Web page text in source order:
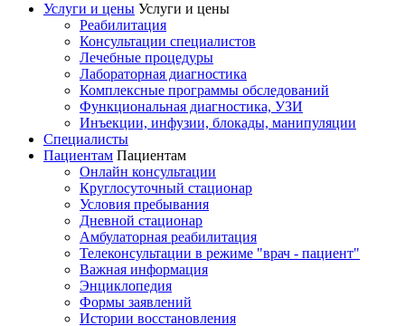
Услуги и цены Услуги и цены
Реабилитация
Консультации специалистов
Лечебные процедуры
Лабораторная диагностика
Комплексные программы обследований
Функциональная диагностика, УЗИ
Инъекции, инфузии, блокады, манипуляции
Специалисты
Пациентам Пациентам
Онлайн консультации
Круглосуточный стационар
Условия пребывания
Дневной стационар
Амбулаторная реабилитация
Телеконсультации в режиме "врач - пациент"
Важная информация
Энциклопедия
Формы заявлений
Истории восстановления